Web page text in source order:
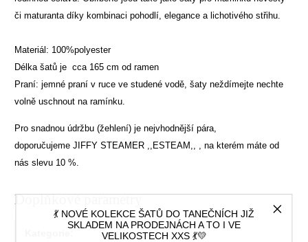
💃 NOVÉ KOLEKCE ŠATŮ DO TANEČNÍCH JIŽ
SKLADEM NA PRODEJNÁCH A TO I VE
VELIKOSTECH XXS 💃💛
či maturanta díky kombinaci pohodlí, elegance a lichotivého střihu.
Materiál: 100%polyester
Délka šatů je cca 165 cm od ramen
Praní: jemné praní v ruce ve studené vodě, šaty neždímejte nechte
volně uschnout na ramínku.
Pro snadnou údržbu (žehlení) je nejvhodnější pára,
doporučujemeJIFFY STEAMER ,,ESTEAM,,
, na kterém máte od
nás slevu 10 %.
Doplňkové parametry
Šaty